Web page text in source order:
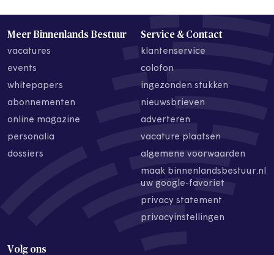
Meer Binnenlands Bestuur
vacatures
events
whitepapers
abonnementen
online magazine
personalia
dossiers
Service & Contact
klantenservice
colofon
ingezonden stukken
nieuwsbrieven
adverteren
vacature plaatsen
algemene voorwaarden
maak binnenlandsbestuur.nl
uw google-favoriet
privacy statement
privacyinstellingen
Volg ons